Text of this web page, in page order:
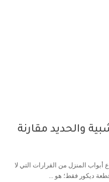
والحديد مقارنة
أبواب المنزل من القرارات التي لا
ديكور فقط؛ هو ...